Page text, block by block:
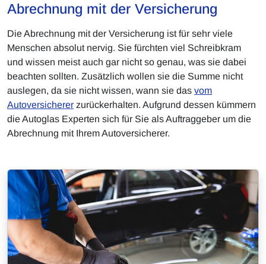
Abrechnung mit der Versicherung
Die Abrechnung mit der Versicherung ist für sehr viele
Menschen absolut nervig. Sie fürchten viel Schreibkram
und wissen meist auch gar nicht so genau, was sie dabei
beachten sollten. Zusätzlich wollen sie die Summe nicht
auslegen, da sie nicht wissen, wann sie das vom
Autoversicherer zurückerhalten. Aufgrund dessen kümmern
die Autoglas Experten sich für Sie als Auftraggeber um die
Abrechnung mit Ihrem Autoversicherer.